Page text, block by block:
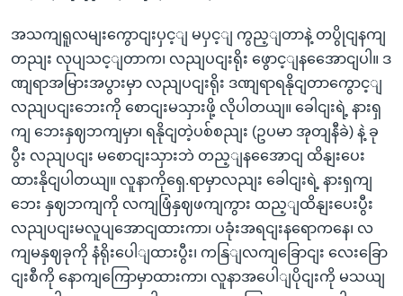
အသကျရူလမျးကွောငျးပှင့ျ မပှင့ျ ကွည့ျတာနဲ့ တပွိုငျနကျ
တညျး လုပျသင့ျတာက၊ လညျပငျးရိုး ဖွောင့ျနအေောငျပါ။ ဒ
ဏျရာအမြားအပွားမှာ လညျပငျးရိုး ဒဏျရာရနိုငျတာကွောင့ျ
လညျပငျးဘေးကို စောငျးမသှားဖို့ လိုပါတယျ။ ခေါငျးရဲ့ နားရှ
ကျ ဘေးနှဈဘကျမှာ၊ ရနိုငျတဲ့ပစ်စညျး (ဥပမာ အုတျနီခဲ) နဲ့ ခု
ပွီး လညျပငျး မစောငျးသှားဘဲ တည့ျနအေောငျ ထိနျးပေး
ထားနိုငျပါတယျ။ လူနာကိုရှေ.ရာမှာလညျး ခေါငျးရဲ့ နားရှကျ
ဘေး နှဈဘကျကို လကျဖြံနှဈဖကျကွား ထည့ျထိနျးပေးပွီး
လညျပငျးမလူပျအောငျထားကာ၊ ပခုံးအရငျးနရောကနေ၊ လ
ကျမနှဈခုကို နံရိုးပေါျထားပွီး၊ ကနြျလကျခြောငျး လေးခြော
ငျးစီကို နောကျကြောမှာထားကာ၊ လူနာအပေါျပိုငျးကို မသယျ